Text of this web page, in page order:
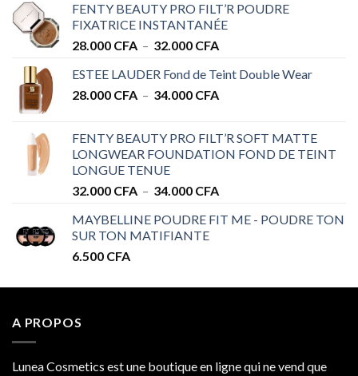
FENTY BEAUTY PRO FILT’R POUDRE
FIXATRICE INSTANTANÉE
28.000 CFA – 32.000 CFAPlage
prix :
28.000 CFA
ESTEE LAUDER Fond de Teint Double Wear
28.000 CFA – 34.000 CFAPlage
28.000 CFA
à
FENTY BEAUTY PRO FILT’R SOFT MATTE
LONGWEAR FOUNDATION FOND DE TEINT
LONGUE TENUE
32.000 CFA – 34.000 CFAPlage
prix :
MAYBELLINE POUDRE FIT ME - POUDRE TON
SUR TON MATIFIANTE
6.500 CFA
A PROPOS
Lunea Cosmetics est une boutique en ligne qui ne vend que